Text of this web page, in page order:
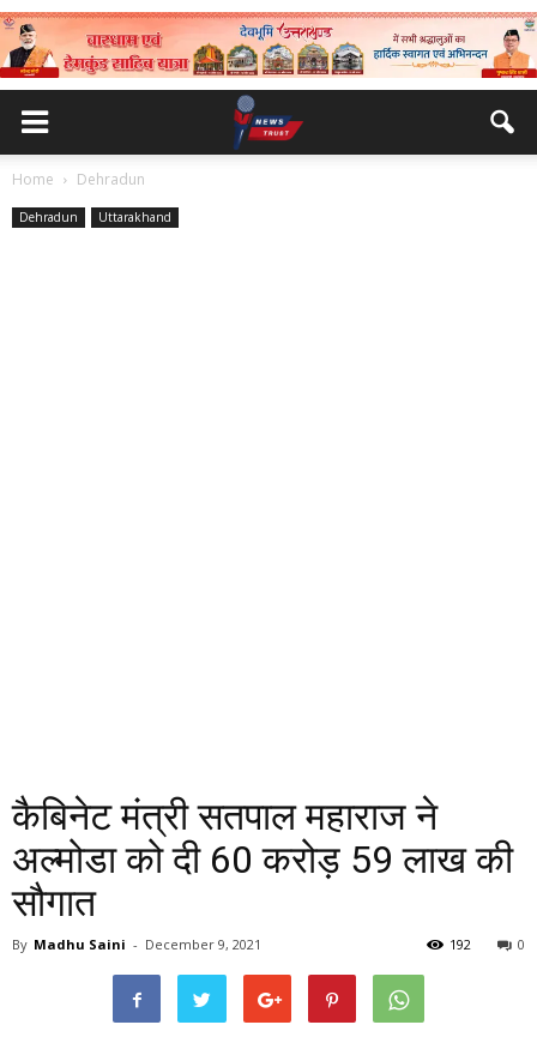
Home Dehradun
Dehradun Uttarakhand
कैबिनेट मंत्री सतपाल महाराज ने
अल्मोडा को दी 60 करोड़ 59 लाख की
सौगात
By Madhu Saini - December 9, 2021 0
192